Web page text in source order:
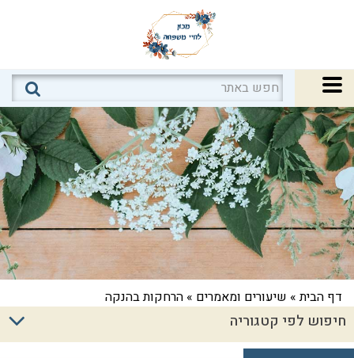
דף הבית» שיעורים ומאמרים » הרחקות בהנקה
חיפוש לפי קטגוריה